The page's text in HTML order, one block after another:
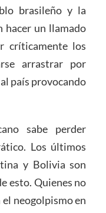
brasileño y la
hacer un llamado
críticamente los
arrastrar por
país provocando
sabe perder
Los últimos
y Bolivia son
esto. Quienes no
neogolpismo en